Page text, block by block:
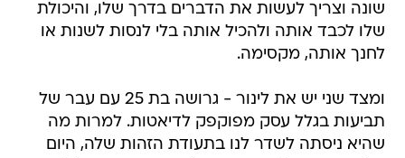
שונה וצריך לעשות את הדברים בדרך שלו, והיכולת
שלו לכבד אותה ולהכיל אותה בלי לנסות לשנות או
לחנך אותה, מקסימה.
ומצד שני יש את לינור - גרושה בת 25 עם עבר של
תביעות בגלל עסק מפוקפק לדיאטות. למרות מה
שהיא ניסתה לשדר לנו בתעודת הזהות שלה, היום